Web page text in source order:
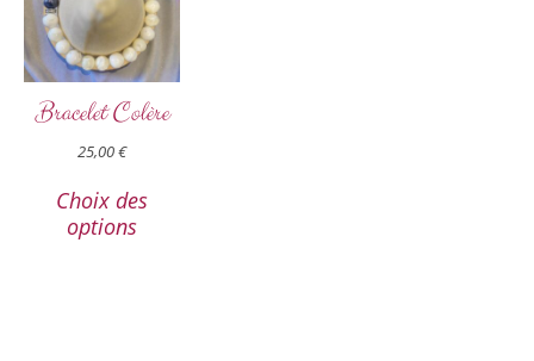
Bracelet Colère
25,00€
Choix des
options